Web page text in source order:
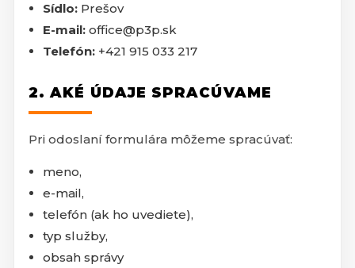
Sídlo: Prešov
E-mail: office@p3p.sk
Telefón: +421 915 033 217
2. AKÉ ÚDAJE SPRACÚVAME
Pri odoslaní formulára môžeme spracúvať:
meno,
e-mail,
telefón (ak ho uvediete),
typ služby,
obsah správy